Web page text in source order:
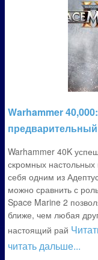
Warhammer
Warhammer 40K
скромных настольных
себя одним из
можно сравнить с
Space Marine 2
ближе, чем любая
настоящий рай
читать дальше...